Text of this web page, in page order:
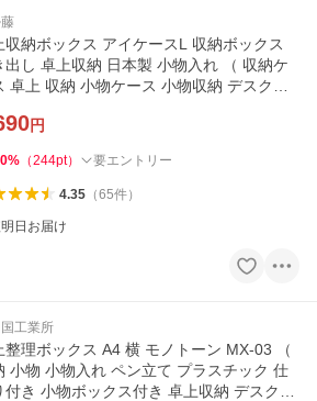
収納ボックス アイケースL 収納ボックス
出し 卓上収納 日本製 小物入れ （ 収納ケ
卓上 収納 小物ケース 小物収納 デスク収
円
% （244pt） 要エントリー
4.35（65件）
日お届け
工業所
整理ボックス A4 横 モノトーン MX-03 （
小物 小物入れ ペン立て プラスチック 仕
付き 小物ボックス付き 卓上収納 デスク収